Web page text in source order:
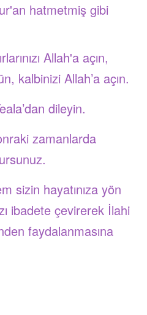
hatmetmiş gibi
Allah'a açın,
kalbinizi Allah’a açın.
dileyin.
zamanlarda
sizin hayatınıza yön
ibadete çevirerek İlahi
faydalanmasına